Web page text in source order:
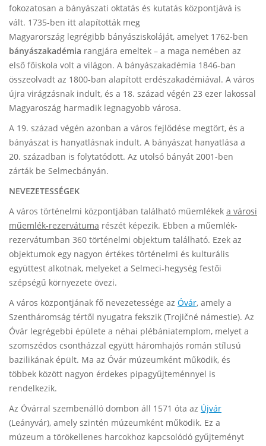
fokozatosan a bányászati oktatás és kutatás központjává is
vált. 1735-ben itt alapították meg
Magyarország legrégibb bányásziskoláját, amelyet 1762-ben
bányászakadémia rangjára emeltek – a maga nemében az
első főiskola volt a világon. A bányászakadémia 1846-ban
összeolvadt az 1800-ban alapított erdészakadémiával. A város
újra virágzásnak indult, és a 18. század végén 23 ezer lakossal
Magyaroszág harmadik legnagyobb városa.
A 19. század végén azonban a város fejlődése megtört, és a
bányászat is hanyatlásnak indult. A bányászat hanyatlása a
20. században is folytatódott. Az utolsó bányát 2001-ben
zárták be Selmecbányán.
NEVEZETESSÉGEK
A város történelmi központjában található műemlékek a városi
műemlék-rezervátuma részét képezik. Ebben a műemlék-
rezervátumban 360 történelmi objektum található. Ezek az
objektumok egy nagyon értékes történelmi és kulturális
együttest alkotnak, melyeket a Selmeci-hegység festői
szépségű környezete övezi.
A város központjának fő nevezetessége az Óvár, amely a
Szentháromság tértől nyugatra fekszik (Trojičné námestie). Az
Óvár legrégebbi épülete a néhai plébániatemplom, melyet a
szomszédos csontházzal együtt háromhajós román stílusú
bazilikának épült. Ma az Óvár múzeumként működik, és
többek között nagyon érdekes pipagyűjteménnyel is
rendelkezik.
Az Óvárral szembenálló dombon áll 1571 óta az Újvár
(Leányvár), amely szintén múzeumként működik. Ez a
múzeum a törökellenes harcokhoz kapcsolódó gyűjteményt